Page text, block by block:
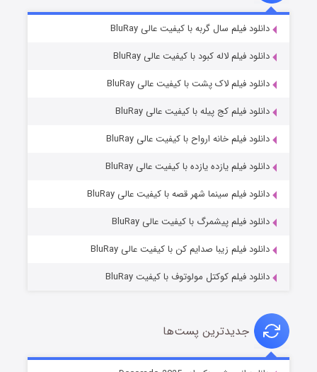
قسمت۷ (زیرنویس) منتشر شد
خاندان اژدها فصل ۳
دانلود فیلم سال گربه با کیفیت عالی BluRay
دانلود فیلم لاله کبود با کیفیت عالی BluRay
دانلود فیلم لاک پشت با کیفیت عالی BluRay
دانلود فیلم کج‌ پیله با کیفیت عالی BluRay
دانلود فیلم خانه ارواح با کیفیت عالی BluRay
دانلود فیلم یازده یازده با کیفیت عالی BluRay
دانلود فیلم سینما شهر قصه با کیفیت عالی BluRay
دانلود فیلم پیشمرگ با کیفیت عالی BluRay
دانلود فیلم زیبا صدایم کن با کیفیت عالی BluRay
دانلود فیلم کوکتل مولوتوف با کیفیت BluRay
جدیدترین پست‌ها